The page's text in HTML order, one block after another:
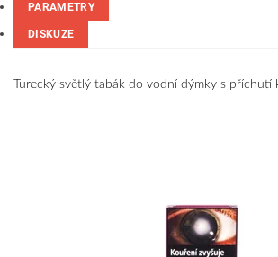
PARAMETRY
DISKUZE
Turecký světlý tabák do vodní dýmky s příchutí